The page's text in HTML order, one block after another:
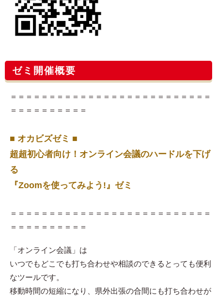
ゼミ開催概要
＝＝＝＝＝＝＝＝＝＝＝＝＝＝＝＝＝＝＝＝＝＝＝＝＝＝
＝＝＝＝＝＝＝＝＝＝
■ オカビズゼミ ■
超超初心者向け！オンライン会議のハードルを下げ
る
『Zoomを使ってみよう!』ゼミ
＝＝＝＝＝＝＝＝＝＝＝＝＝＝＝＝＝＝＝＝＝＝＝＝＝＝
＝＝＝＝＝＝＝＝＝＝
「オンライン会議」は
いつでもどこでも打ち合わせや相談のできるとっても便利
なツールです。
移動時間の短縮になり、県外出張の合間にも打ち合わせが